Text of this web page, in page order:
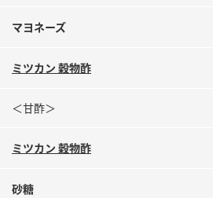
マヨネーズ
ミツカン 穀物酢
＜甘酢＞
ミツカン 穀物酢
砂糖